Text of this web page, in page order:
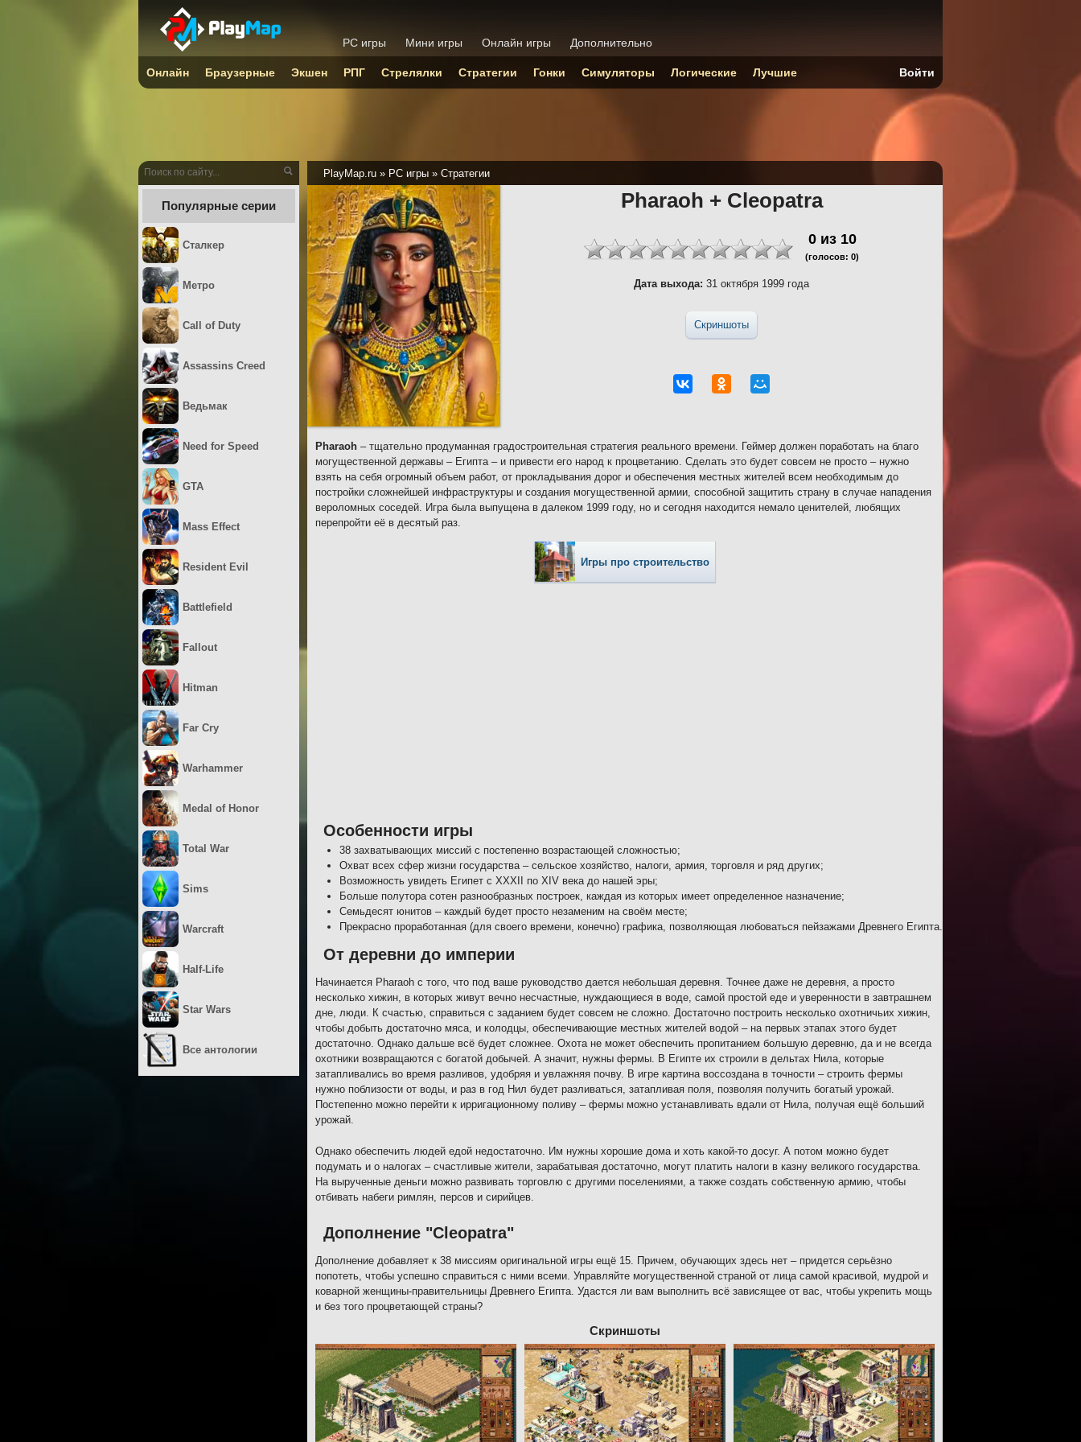
PlayMap.ru » PC игры » Стратегии
Pharaoh + Cleopatra
0из 10
(голосов: 0)
Дата выхода: 31 октября 1999 года
Скриншоты
Pharaoh – тщательно продуманная градостроительная стратегия реального времени. Геймер должен поработать на благо
могущественной державы – Египта – и привести его народ к процветанию. Сделать это будет совсем не просто – нужно
взять на себя огромный объем работ, от прокладывания дорог и обеспечения местных жителей всем необходимым до
постройки сложнейшей инфраструктуры и создания могущественной армии, способной защитить страну в случае нападения
вероломных соседей. Игра была выпущена в далеком 1999 году, но и сегодня находится немало ценителей, любящих
перепройти её в десятый раз.
Игры про строительство
Особенности игры
38 захватывающих миссий с постепенно возрастающей сложностью;
Охват всех сфер жизни государства – сельское хозяйство, налоги, армия, торговля и ряд других;
Возможность увидеть Египет с XXXII по XIV века до нашей эры;
Больше полутора сотен разнообразных построек, каждая из которых имеет определенное назначение;
Семьдесят юнитов – каждый будет просто незаменим на своём месте;
Прекрасно проработанная (для своего времени, конечно) графика, позволяющая любоваться пейзажами Древнего Египта.
От деревни до империи
Начинается Pharaoh с того, что под ваше руководство дается небольшая деревня. Точнее даже не деревня, а просто
несколько хижин, в которых живут вечно несчастные, нуждающиеся в воде, самой простой еде и уверенности в завтрашнем
дне, люди. К счастью, справиться с заданием будет совсем не сложно. Достаточно построить несколько охотничьих хижин,
чтобы добыть достаточно мяса, и колодцы, обеспечивающие местных жителей водой – на первых этапах этого будет
достаточно. Однако дальше всё будет сложнее. Охота не может обеспечить пропитанием большую деревню, да и не всегда
охотники возвращаются с богатой добычей. А значит, нужны фермы. В Египте их строили в дельтах Нила, которые
затапливались во время разливов, удобряя и увлажняя почву. В игре картина воссоздана в точности – строить фермы
нужно поблизости от воды, и раз в год Нил будет разливаться, затапливая поля, позволяя получить богатый урожай.
Постепенно можно перейти к ирригационному поливу – фермы можно устанавливать вдали от Нила, получая ещё больший
урожай.
Однако обеспечить людей едой недостаточно. Им нужны хорошие дома и хоть какой-то досуг. А потом можно будет
подумать и о налогах – счастливые жители, зарабатывая достаточно, могут платить налоги в казну великого государства.
На вырученные деньги можно развивать торговлю с другими поселениями, а также создать собственную армию, чтобы
отбивать набеги римлян, персов и сирийцев.
Дополнение "Cleopatra"
Дополнение добавляет к 38 миссиям оригинальной игры ещё 15. Причем, обучающих здесь нет – придется серьёзно
попотеть, чтобы успешно справиться с ними всеми. Управляйте могущественной страной от лица самой красивой, мудрой и
коварной женщины-правительницы Древнего Египта. Удастся ли вам выполнить всё зависящее от вас, чтобы укрепить мощь
и без того процветающей страны?
Скриншоты
Популярные серии
Сталкер
Метро
Call of Duty
Assassins Creed
Ведьмак
Need for Speed
GTA
Mass Effect
Resident Evil
Battlefield
Fallout
Hitman
Far Cry
Warhammer
Medal of Honor
Total War
Sims
Warcraft
Half-Life
Star Wars
Все антологии
PC игры Мини игры Онлайн игры Дополнительно
Онлайн Браузерные Экшен РПГ Стрелялки Стратегии Гонки Симуляторы Логические Лучшие Войти